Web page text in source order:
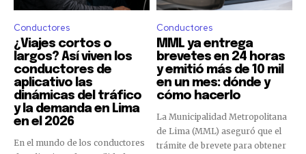
Conductores
¿Viajes cortos o
largos? Así viven los
conductores de
aplicativo las
dinámicas del tráfico
y la demanda en Lima
en el 2026
En el mundo de los conductores
Conductores
MML ya entrega
brevetes en 24 horas
y emitió más de 10 mil
en un mes: dónde y
cómo hacerlo
La Municipalidad Metropolitana
de Lima (MML) aseguró que el
trámite de brevete para obtener